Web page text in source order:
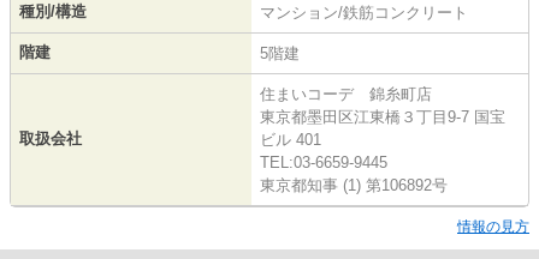
種別/構造 マンション/鉄筋コンクリート
階建 5階建
取扱会社
住まいコーデ 錦糸町店
東京都墨田区江東橋３丁目9-7 国宝
ビル 401
TEL:03-6659-9445
東京都知事 (1) 第106892号
情報の見方